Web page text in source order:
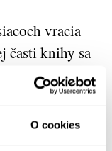
O cookies
vracia
časti knihy sa
tlači.
– 1947 aj
všimneme
na